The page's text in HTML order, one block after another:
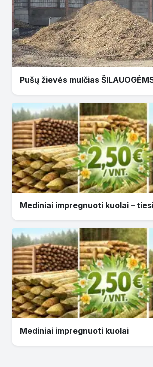
Mediniai impregnuoti kuolai